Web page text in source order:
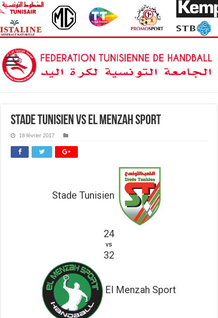
Stade Tunisien vs El Menzah Sport
18 février 2017
Stade Tunisien
24
vs
32
El Menzah Sport